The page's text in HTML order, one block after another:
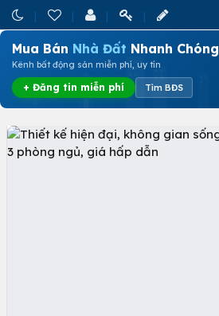
Mua Bán Nhà Đất Nhanh Chóng
Kênh bất động sản miễn phí, uy tín
+ Đăng tin miễn phí Tìm BĐS